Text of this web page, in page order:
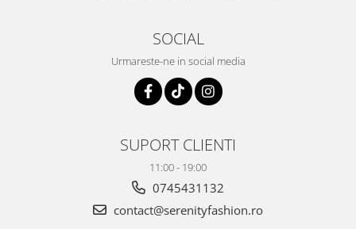
SOCIAL
Urmareste-ne in social media
SUPORT CLIENTI
11:00 - 19:00
0745431132
contact@serenityfashion.ro